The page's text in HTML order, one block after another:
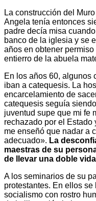
La construcción del
Angela tenía entonces
padre decía misa
banco de la iglesia y se
años en obtener
entierro de la abuela
En los años 60, algunos
iban a catequesis. La
encarcelamiento de
catequesis seguía
juventud supe que mi fe
rechazado por el
me enseñó que nadar a
adecuado». La
maestras de su
de llevar una doble
A los seminarios de su
protestantes. En ellos se
socialismo con rostro